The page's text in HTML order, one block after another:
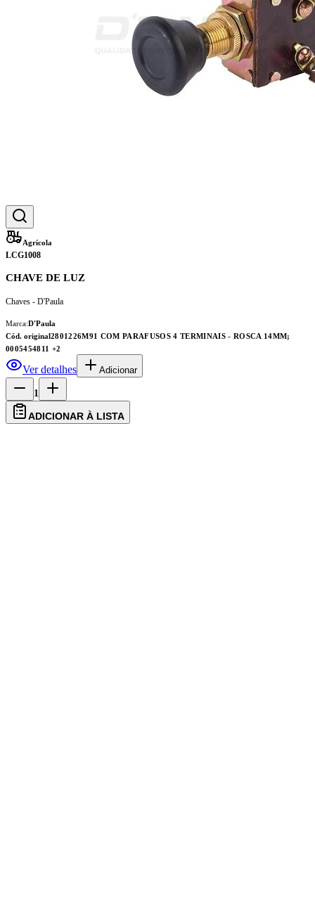
Agrícola
LCG1008
CHAVE DE LUZ
Chaves - D'Paula
Marca:D'Paula
Cód. original2801226M91 COM PARAFUSOS 4 TERMINAIS - ROSCA 14MM;
0005454811 +2
Ver detalhes Adicionar
1
ADICIONAR À LISTA